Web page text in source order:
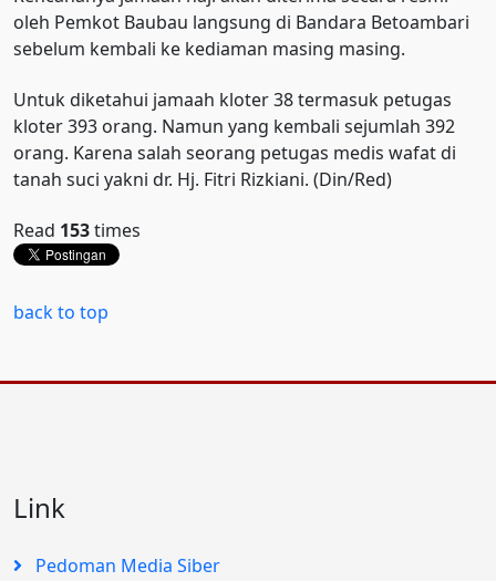
oleh Pemkot Baubau langsung di Bandara Betoambari
sebelum kembali ke kediaman masing masing.
Untuk diketahui jamaah kloter 38 termasuk petugas
kloter 393 orang. Namun yang kembali sejumlah 392
orang. Karena salah seorang petugas medis wafat di
tanah suci yakni dr. Hj. Fitri Rizkiani. (Din/Red)
Read 153times
back to top
Link
Pedoman Media Siber